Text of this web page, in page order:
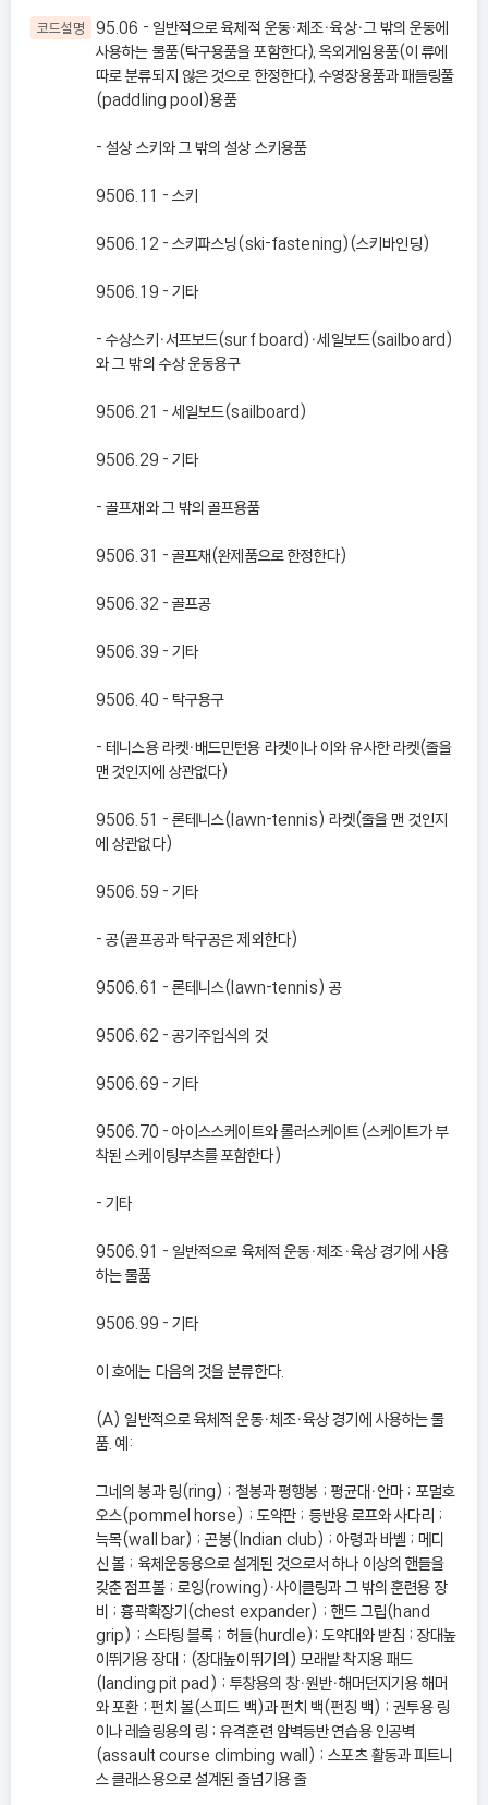
코드설명
95.06 - 일반적으로 육체적 운동ㆍ체조ㆍ육상ㆍ그 밖의 운동에
사용하는 물품(탁구용품을 포함한다), 옥외게임용품(이 류에
따로 분류되지 않은 것으로 한정한다), 수영장용품과 패들링풀
(paddling pool)용품
- 설상 스키와 그 밖의 설상 스키용품
9506.11 - 스키
9506.12 - 스키파스닝(ski-fastening)(스키바인딩)
9506.19 - 기타
- 수상스키ㆍ서프보드(surf board)ㆍ세일보드(sailboard)
와 그 밖의 수상 운동용구
9506.21 - 세일보드(sailboard)
9506.29 - 기타
- 골프채와 그 밖의 골프용품
9506.31 - 골프채(완제품으로 한정한다)
9506.32 - 골프공
9506.39 - 기타
9506.40 - 탁구용구
- 테니스용 라켓ㆍ배드민턴용 라켓이나 이와 유사한 라켓(줄을
맨 것인지에 상관없다)
9506.51 - 론테니스(lawn-tennis) 라켓(줄을 맨 것인지
에 상관없다)
9506.59 - 기타
- 공(골프공과 탁구공은 제외한다)
9506.61 - 론테니스(lawn-tennis) 공
9506.62 - 공기주입식의 것
9506.69 - 기타
9506.70 - 아이스스케이트와 롤러스케이트(스케이트가 부
착된 스케이팅부츠를 포함한다)
- 기타
9506.91 - 일반적으로 육체적 운동ㆍ체조ㆍ육상 경기에 사용
하는 물품
9506.99 - 기타
이 호에는 다음의 것을 분류한다.
(A) 일반적으로 육체적 운동ㆍ체조ㆍ육상 경기에 사용하는 물
품. 예:
그네의 봉과 링(ring) ; 철봉과 평행봉 ; 평균대ㆍ안마 ; 포멀호
오스(pommel horse) ; 도약판 ; 등반용 로프와 사다리 ;
늑목(wall bar) ; 곤봉(Indian club) ; 아령과 바벨 ; 메디
신 볼 ; 육체운동용으로 설계된 것으로서 하나 이상의 핸들을
갖춘 점프볼 ; 로잉(rowing)ㆍ사이클링과 그 밖의 훈련용 장
비 ; 흉곽확장기(chest expander) ; 핸드 그립(hand
grip) ; 스타팅 블록 ; 허들(hurdle); 도약대와 받침 ; 장대높
이뛰기용 장대 ; (장대높이뛰기의) 모래밭 착지용 패드
(landing pit pad) ; 투창용의 창ㆍ원반ㆍ해머던지기용 해머
와 포환 ; 펀치 볼(스피드 백)과 펀치 백(펀칭 백) ; 권투용 링
이나 레슬링용의 링 ; 유격훈련 암벽등반 연습용 인공벽
(assault course climbing wall) ; 스포츠 활동과 피트니
스 클래스용으로 설계된 줄넘기용 줄